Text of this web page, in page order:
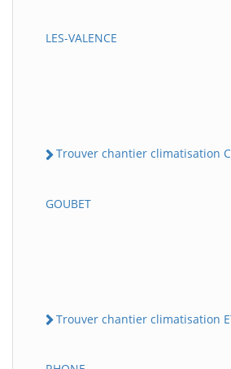
LES-VALENCE
Trouver chantier climatisation
GOUBET
Trouver chantier climatisation